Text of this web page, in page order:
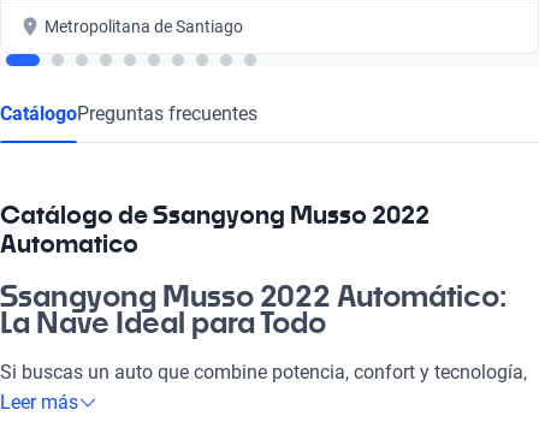
Metropolitana de Santiago
CatálogoPreguntas frecuentes
Catálogo de Ssangyong Musso 2022
Automatico
Ssangyong Musso 2022 Automático:
La Nave Ideal para Todo
Si buscas un auto que combine potencia, confort y tecnología,
el Ssangyong Musso 2022 Automatico es tu mejor opción. Este
Leer más